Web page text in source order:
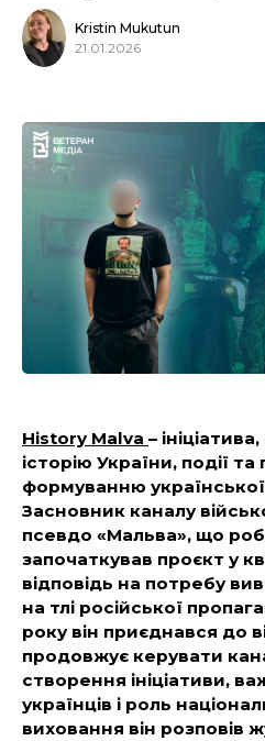
Kristin Mukutun
21.01.2026
History Malva –
історію України, події
формуванню
Засновник каналу
псевдо «Мальва», що
започаткував проєкт у
відповідь на потребу
на тлі російської
року він приєднався до
продовжує керувати
створення ініціативи,
українців і роль
виховання він розповів